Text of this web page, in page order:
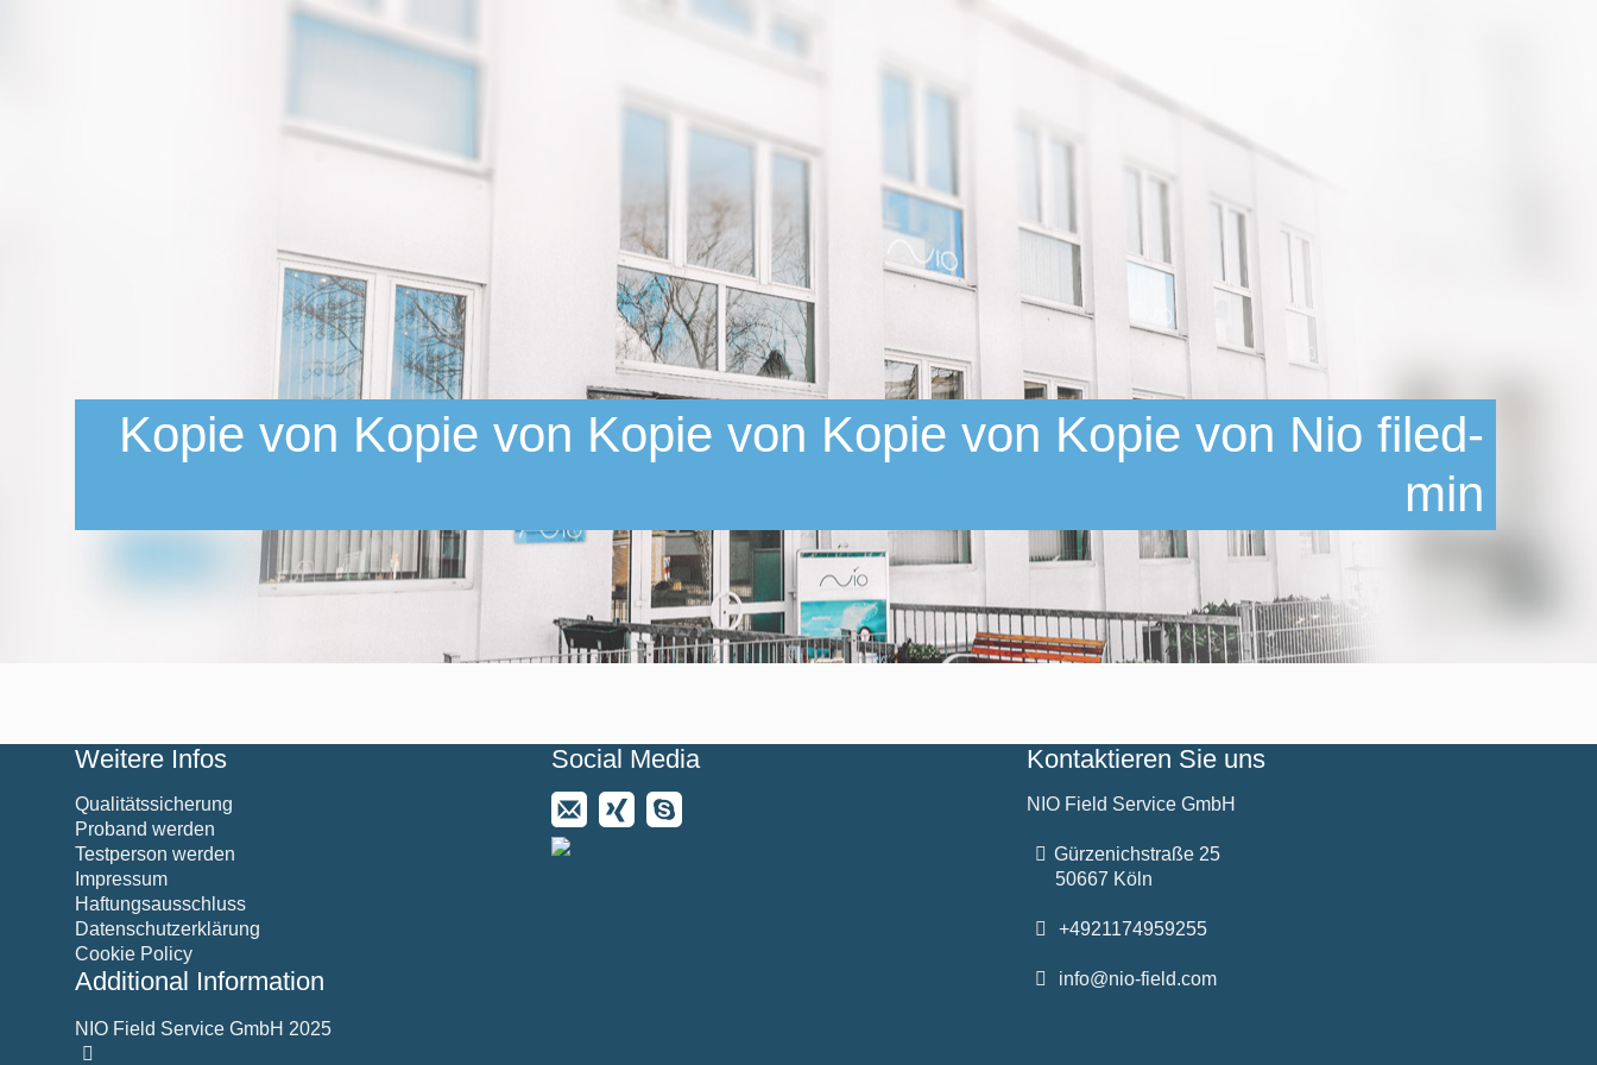
Kopie von Kopie von Kopie von Kopie von Kopie von Nio filed-
min
Weitere Infos
Qualitätssicherung
Proband werden
Testperson werden
Impressum
Haftungsausschluss
Datenschutzerklärung
Cookie Policy
Additional Information
Social Media Kontaktieren Sie uns
NIO Field Service GmbH
Gürzenichstraße 25
50667 Köln
+4921174959255
info@nio-field.com
NIO Field Service GmbH 2025